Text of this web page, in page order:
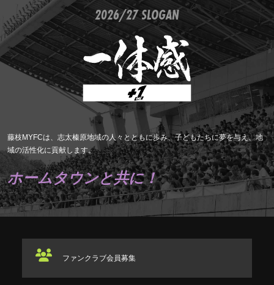
2026/27 SLOGAN
藤枝MYFCは、志太榛原地域の人々とともに歩み、子どもたちに夢を与え、地
域の活性化に貢献します。
ホームタウンと共に！
ファンクラブ会員募集